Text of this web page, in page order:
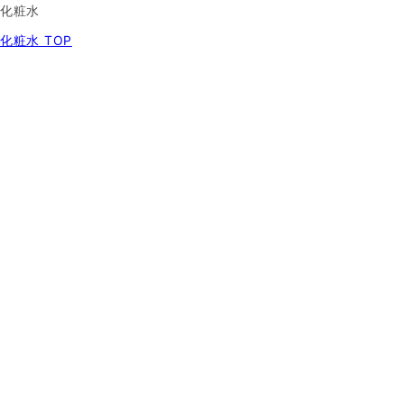
化粧水
化粧水 TOP